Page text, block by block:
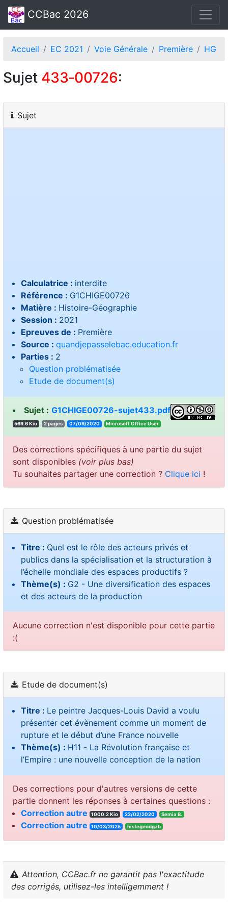
CCBac 2026
Accueil EC 2021 Voie Générale Première HG
Sujet 433‑00726:
Sujet
Calculatrice : interdite
Référence : G1CHIGE00726
Matière : Histoire-Géographie
Session : 2021
Epreuves de : Première
Source : quandjepasselebac.education.fr
Parties : 2
Question problématisée
Etude de document(s)
Sujet : G1CHIGE00726-sujet433.pdf
569.6 Kio 2 pages 07/09/2020 resU eciffO tfosorciM
Des corrections spécifiques à une partie du sujet
sont disponibles (voir plus bas)
Tu souhaites partager une correction ? Clique ici !
Question problématisée
Titre : Quel est le rôle des acteurs privés et
publics dans la spécialisation et la structuration à
l’échelle mondiale des espaces productifs ?
Thème(s) : G2 - Une diversification des espaces
et des acteurs de la production
Aucune correction n'est disponible pour cette partie
:(
Etude de document(s)
Titre : Le peintre Jacques-Louis David a voulu
présenter cet évènement comme un moment de
rupture et le début d’une France nouvelle
Thème(s) : H11 - La Révolution française et
l’Empire : une nouvelle conception de la nation
Des corrections pour d'autres versions de cette
partie donnent les réponses à certaines questions :
Correction autre
1000.2 Kio 22/02/2020 Semia B.
Correction autre 10/03/2025 histegeodgab
Attention, CCBac.fr ne garantit pas l'exactitude
des corrigés, utilisez-les intelligemment !